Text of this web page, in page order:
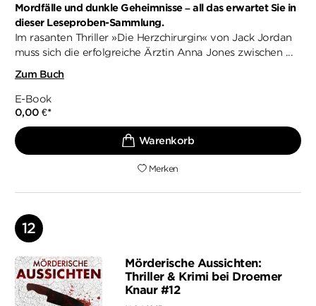
Mordfälle und dunkle Geheimnisse – all das erwartet Sie in
dieser Leseproben-Sammlung.
Im rasanten Thriller »Die Herzchirurgin« von Jack Jordan
muss sich die erfolgreiche Ärztin Anna Jones zwischen ...
Zum Buch
E-Book
0,00 €*
Merken
Mörderische Aussichten:
Thriller & Krimi bei Droemer
Knaur #12